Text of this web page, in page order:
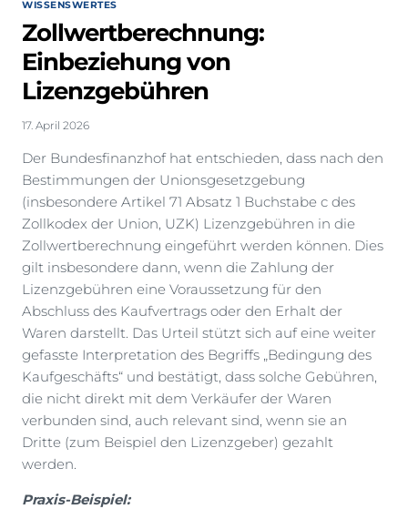
WISSENSWERTES
Zollwertberechnung:
Einbeziehung von
Lizenzgebühren
17. April 2026
Der Bundesfinanzhof hat entschieden, dass nach den
Bestimmungen der Unionsgesetzgebung
(insbesondere Artikel 71 Absatz 1 Buchstabe c des
Zollkodex der Union, UZK) Lizenzgebühren in die
Zollwertberechnung eingeführt werden können. Dies
gilt insbesondere dann, wenn die Zahlung der
Lizenzgebühren eine Voraussetzung für den
Abschluss des Kaufvertrags oder den Erhalt der
Waren darstellt. Das Urteil stützt sich auf eine weiter
gefasste Interpretation des Begriffs „Bedingung des
Kaufgeschäfts“ und bestätigt, dass solche Gebühren,
die nicht direkt mit dem Verkäufer der Waren
verbunden sind, auch relevant sind, wenn sie an
Dritte (zum Beispiel den Lizenzgeber) gezahlt
werden.
Praxis-Beispiel: